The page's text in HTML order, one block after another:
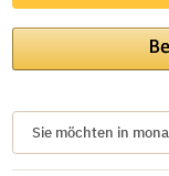
Sie möchten in